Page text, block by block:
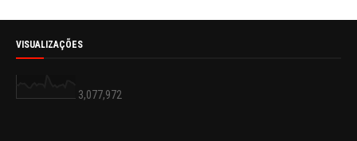
VISUALIZAÇÕES
3,077,972